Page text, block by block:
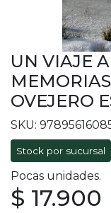
UN VIAJE
OVEJERO
SKU:
Stock por sucursal
Pocas unidades.
$ 17.900